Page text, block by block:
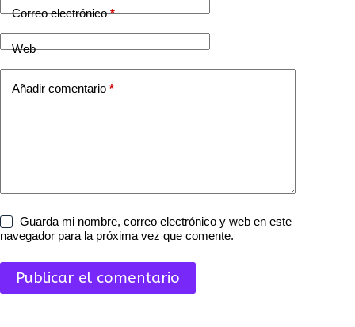
Correo electrónico*
Web
Añadir comentario *
Guarda mi nombre, correo electrónico y web en este
navegador para la próxima vez que comente.
Publicar el comentario